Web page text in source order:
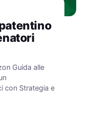
Guida alle
con Strategia e